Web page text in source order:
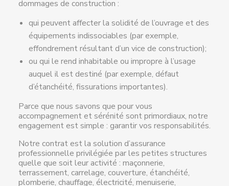
dommages de construction :
qui peuvent affecter la solidité de l’ouvrage et des
équipements indissociables (par exemple,
effondrement résultant d’un vice de construction);
ou qui le rend inhabitable ou impropre à l’usage
auquel il est destiné (par exemple, défaut
d’étanchéité, fissurations importantes).
Parce que nous savons que pour vous
accompagnement et sérénité sont primordiaux, notre
engagement est simple : garantir vos responsabilités.
Notre contrat est la solution d’assurance
professionnelle privilégiée par les petites structures
quelle que soit leur activité : maçonnerie,
terrassement, carrelage, couverture, étanchéité,
plomberie, chauffage, électricité, menuiserie,